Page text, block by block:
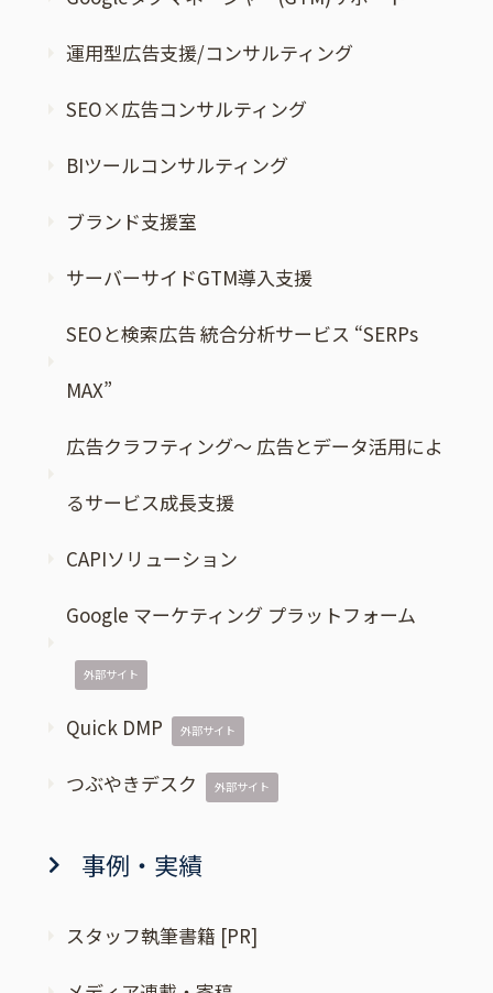
運用型広告支援/コンサルティング
SEO×広告コンサルティング
BIツールコンサルティング
ブランド支援室
サーバーサイドGTM導入支援
SEOと検索広告 統合分析サービス “SERPs
MAX”
広告クラフティング～ 広告とデータ活用によ
るサービス成長支援
CAPIソリューション
Google マーケティング プラットフォーム
外部サイト
Quick DMP 外部サイト
つぶやきデスク 外部サイト
事例・実績
スタッフ執筆書籍 [PR]